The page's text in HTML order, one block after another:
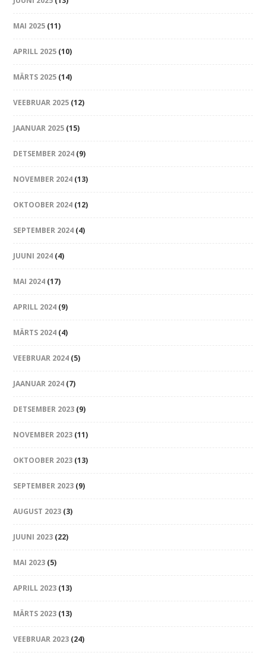
MAI 2025 (11)
APRILL 2025 (10)
MÄRTS 2025 (14)
VEEBRUAR 2025 (12)
JAANUAR 2025 (15)
DETSEMBER 2024 (9)
NOVEMBER 2024 (13)
OKTOOBER 2024 (12)
SEPTEMBER 2024 (4)
JUUNI 2024 (4)
MAI 2024 (17)
APRILL 2024 (9)
MÄRTS 2024 (4)
VEEBRUAR 2024 (5)
JAANUAR 2024 (7)
DETSEMBER 2023 (9)
NOVEMBER 2023 (11)
OKTOOBER 2023 (13)
SEPTEMBER 2023 (9)
AUGUST 2023 (3)
JUUNI 2023 (22)
MAI 2023 (5)
APRILL 2023 (13)
MÄRTS 2023 (13)
VEEBRUAR 2023 (24)